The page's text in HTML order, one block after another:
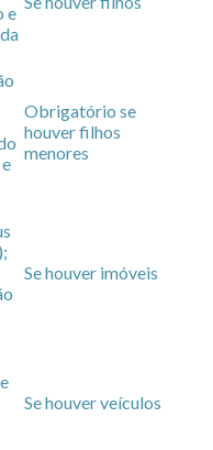
e
Obrigatório se
houver filhos
menores
Se houver imóveis
Se houver veículos